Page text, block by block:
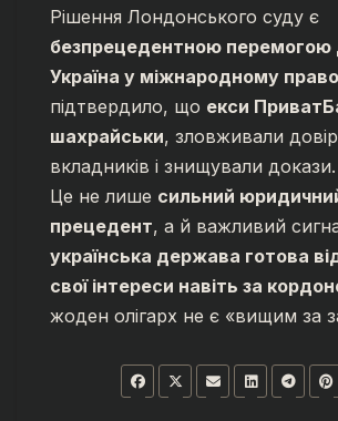
Рішення Лондонського суду є
безпрецедентною
Україна у міжнародному
підтвердило, що екси
шахрайськи, зловживали
вкладників і знищували докази.
Це не лише сильний
прецедент, а й важливий
українська держава готова
свої інтереси навіть за
жоден олігарх не є «вищим за